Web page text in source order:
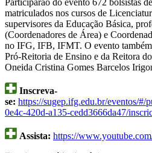
matriculados nos cursos de
supervisores da Educação Básica,
(Coordenadores de Área) e
no IFG, IFB, IFMT. O evento também
Pró-Reitoria de Ensino e da Reitora
Oneida Cristina Gomes Barcelos
Inscreva-
se: https://sugep.ifg.edu.br/eventos/#/
0e4c-420d-a135-cedd3666da47/
Assista: https://